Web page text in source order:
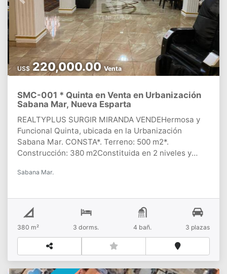
Previous Next
SMC-001 * Quinta en Venta en Urbanización
Sabana Mar, Nueva Esparta
REALTYPLUS SURGIR MIRANDA VENDEHermosa y
Funcional Quinta, ubicada en la Urbanización
Sabana Mar. CONSTA*. Terreno: 500 m2*.
Construcción: 380 m2Constituida en 2 niveles y
habitaciones*. 4 Baños*. 3 Puestos de
TerrazaPLUS*. Piscina y jacuzzi*. Jardín y caney *.
Tanques de agua*. Cámaras de seguridad*. Cerco
eléctrico*. Cuarto de Bombas*.
Deposito CONTACTANOS!!!!
US$220,000.00Venta
Sabana Mar.
380 m² 3dorms. 4 bañ. 3 plazas